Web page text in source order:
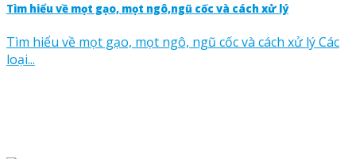
Tìm hiểu về mọt gạo, mọt ngô,ngũ cốc và cách xử lý
Tìm hiểu về mọt gạo, mọt ngô, ngũ cốc và cách xử lý Các
loại...